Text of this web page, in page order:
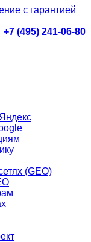
с гарантией
+7 (495) 241-06-80
(GEO)